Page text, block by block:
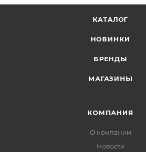
КАТАЛОГ
НОВИНКИ
БРЕНДЫ
МАГАЗИНЫ
КОМПАНИЯ
О компании
Новости